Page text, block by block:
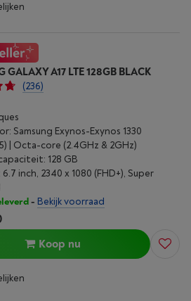
GALAXY A17 LTE 128GB BLACK
(236)
Samsung Exynos-Exynos 1330
| Octa-core (2.4GHz & 2GHz)
128 GB
6.7 inch, 2340 x 1080 (FHD+), Super
- Bekijk voorraad
Koop nu